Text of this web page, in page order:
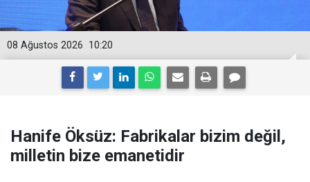
10:20
08 Ağustos 2026
Hanife Öksüz: Fabrikalar bizim değil,
milletin bize emanetidir